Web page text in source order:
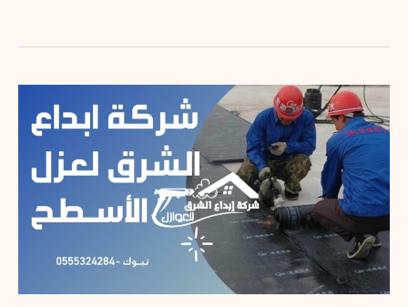
افضل
شركة
عزل
فوم
بالرياض